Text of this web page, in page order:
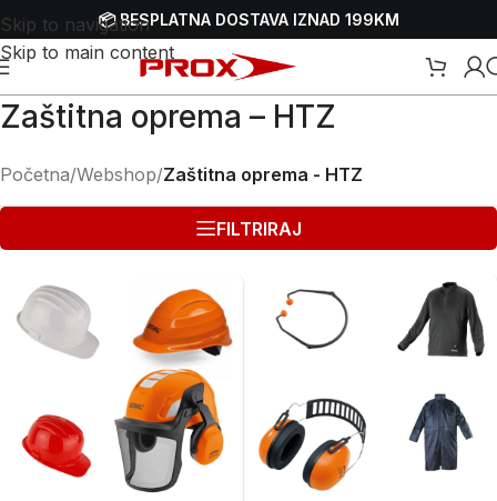
Skip to navigation
Skip to main content
📦 BESPLATNA DOSTAVA IZNAD 199KM
Zaštitna oprema – HTZ
Početna/Webshop/Zaštitna oprema - HTZ
FILTRIRAJ